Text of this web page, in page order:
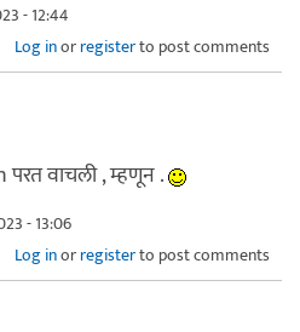
- 12:44
Log inorregisterto post comments
वाचली , म्हणून .
- 13:06
Log inorregisterto post comments